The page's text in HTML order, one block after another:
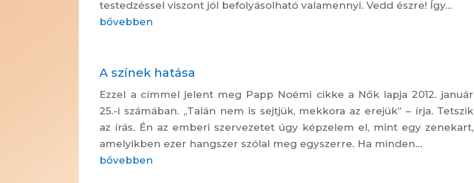
testedzéssel viszont jól befolyásolható valamennyi. Vedd észre! Így...
bővebben
A színek hatása
Ezzel a címmel jelent meg Papp Noémi cikke a Nők lapja 2012. január
25.-i számában. „Talán nem is sejtjük, mekkora az erejük” – írja. Tetszik
az írás. Én az emberi szervezetet úgy képzelem el, mint egy zenekart,
amelyikben ezer hangszer szólal meg egyszerre. Ha minden...
bővebben